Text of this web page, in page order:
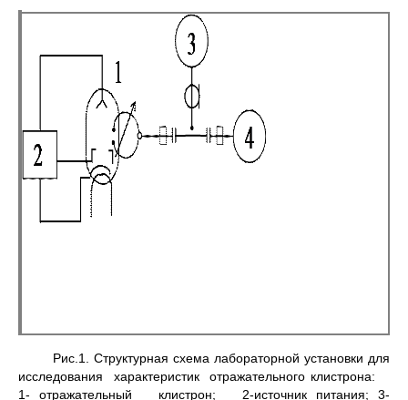
Рис.1. Структурная схема лабораторной установки для
исследования характеристик отражательного клистрона:
1- отражательный клистрон; 2-источник питания; 3-